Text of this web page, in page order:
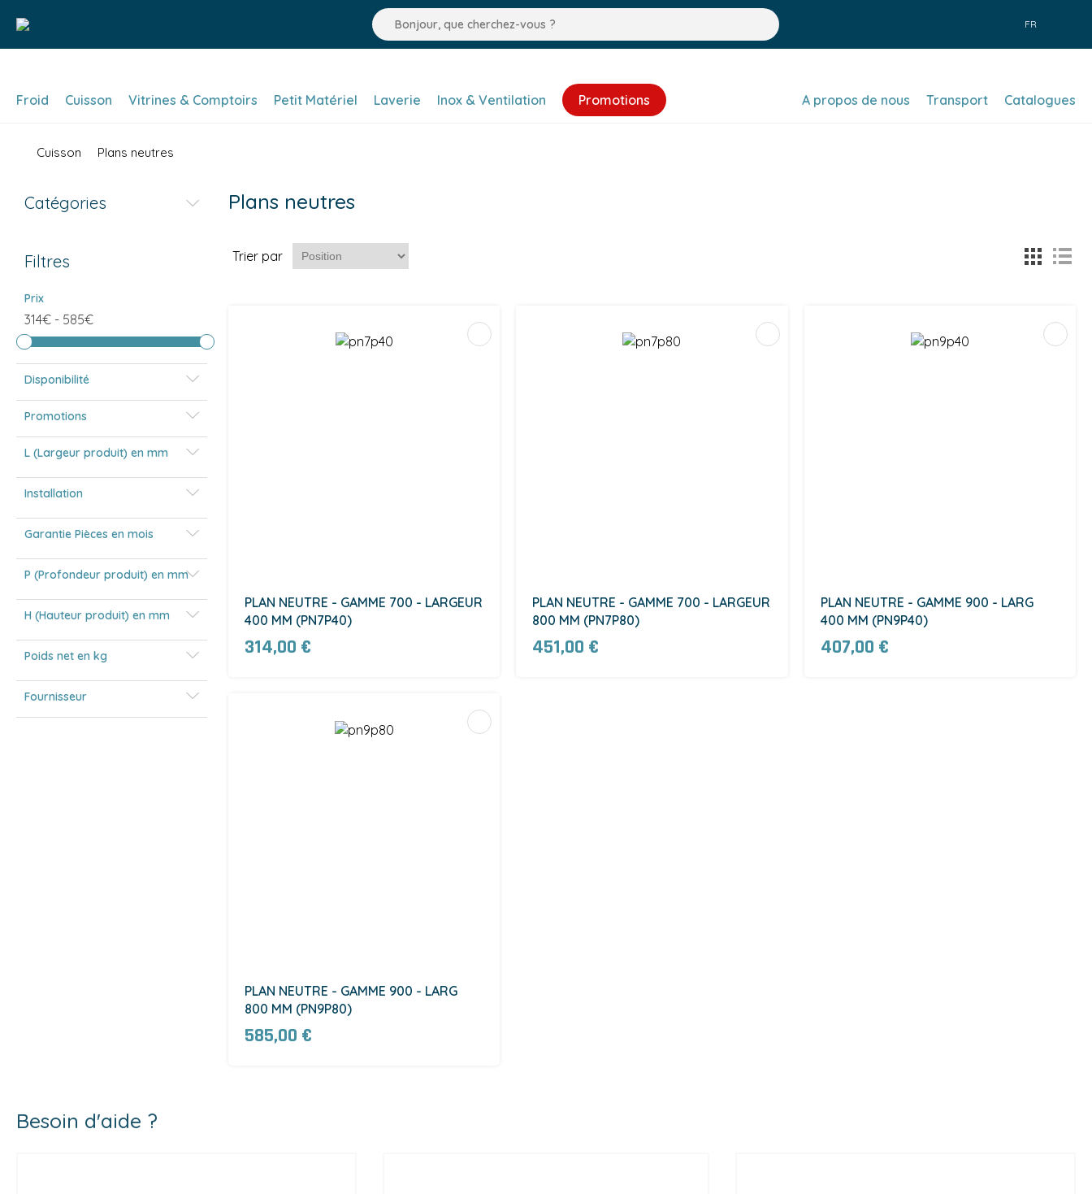
FR
Froid Cuisson Vitrines & Comptoirs Petit Matériel Laverie Inox & Ventilation Promotions A propos de nous Transport Catalogues
Cuisson Plans neutres
Catégories
Filtres
Prix
314€ - 585€
Disponibilité
Promotions
L (Largeur produit) en mm
Installation
Garantie Pièces en mois
P (Profondeur produit) en mm
H (Hauteur produit) en mm
Poids net en kg
Fournisseur
Plans neutres
Trier par
PLAN NEUTRE - GAMME 700 - LARGEUR
400 MM (PN7P40)
314,00 €
PLAN NEUTRE - GAMME 700 - LARGEUR
800 MM (PN7P80)
451,00 €
PLAN NEUTRE - GAMME 900 - LARG
400 MM (PN9P40)
407,00 €
PLAN NEUTRE - GAMME 900 - LARG
800 MM (PN9P80)
585,00 €
Besoin d'aide ?